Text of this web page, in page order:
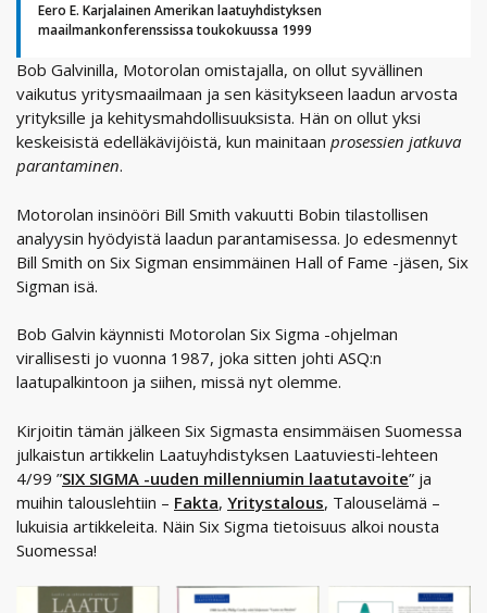
Eero E. Karjalainen Amerikan laatuyhdistyksen
maailmankonferenssissa toukokuussa 1999
Bob Galvinilla, Motorolan omistajalla, on ollut syvällinen
vaikutus yritysmaailmaan ja sen käsitykseen laadun arvosta
yrityksille ja kehitysmahdollisuuksista. Hän on ollut yksi
keskeisistä edelläkävijöistä, kun mainitaan prosessien jatkuva
parantaminen.
Motorolan insinööri Bill Smith vakuutti Bobin tilastollisen
analyysin hyödyistä laadun parantamisessa. Jo edesmennyt
Bill Smith on Six Sigman ensimmäinen Hall of Fame -jäsen, Six
Sigman isä.
Bob Galvin käynnisti Motorolan Six Sigma -ohjelman
virallisesti jo vuonna 1987, joka sitten johti ASQ:n
laatupalkintoon ja siihen, missä nyt olemme.
Kirjoitin tämän jälkeen Six Sigmasta ensimmäisen Suomessa
julkaistun artikkelin Laatuyhdistyksen Laatuviesti-lehteen
4/99 ”SIX SIGMA -uuden millenniumin laatutavoite” ja
muihin talouslehtiin – Fakta, Yritystalous, Talouselämä –
lukuisia artikkeleita. Näin Six Sigma tietoisuus alkoi nousta
Suomessa!